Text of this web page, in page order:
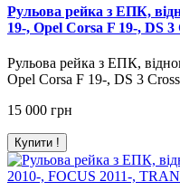
Рульова рейка з ЕПК,
19-, Opel Corsa F 19-, DS 3
Рульова рейка з ЕПК,
Opel Corsa F 19-, DS 3
15 000 грн
Купити !